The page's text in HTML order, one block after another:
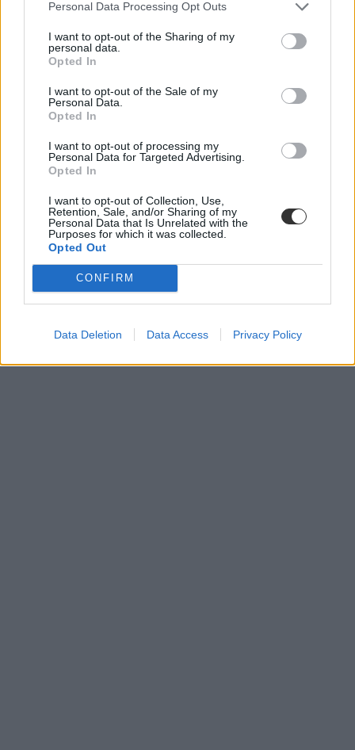
Personal Data Processing Opt Outs
I want to opt-out of the Sharing of my
personal data.
Opted In
I want to opt-out of the Sale of my
Personal Data.
Opted In
I want to opt-out of processing my
Personal Data for Targeted Advertising.
Opted In
I want to opt-out of Collection, Use,
Retention, Sale, and/or Sharing of my
Personal Data that Is Unrelated with the
Purposes for which it was collected.
Opted Out
CONFIRM
Data Deletion Data Access Privacy Policy
anglia
négynapos iskolahét
brit oktatás
angliai iskola
walesi oktatás